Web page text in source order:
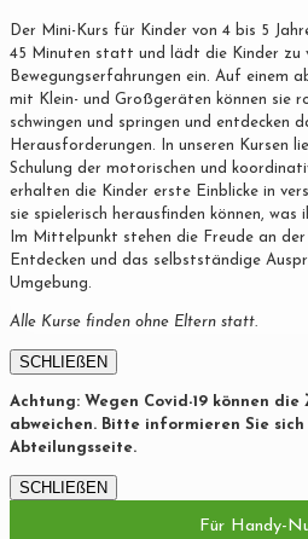
Der Mini-Kurs für Kinder von 4 bis 5
45 Minuten statt und lädt die Kinder zu
Bewegungserfahrungen ein. Auf einem
mit Klein- und Großgeräten können sie
schwingen und springen und entdecken
Herausforderungen. In unseren Kursen
Schulung der motorischen und
erhalten die Kinder erste Einblicke in
sie spielerisch herausfinden können, was
Im Mittelpunkt stehen die Freude an
Entdecken und das selbstständige
Umgebung.
Alle Kurse finden ohne Eltern statt.
SCHLIEßEN
Achtung: Wegen Covid-19 können
abweichen. Bitte informieren Sie
Abteilungsseite.
SCHLIEßEN
Für Handy-